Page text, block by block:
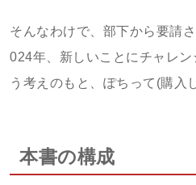
そんなわけで、部下から要請
024年、新しいことにチャレ
う考えのもと、ぽちって(購入
本書の構成